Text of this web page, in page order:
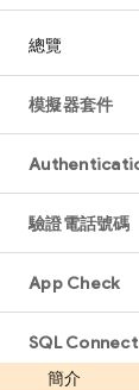
總覽
模擬器套件
驗證電話號碼
App Check
SQL Connect
簡介